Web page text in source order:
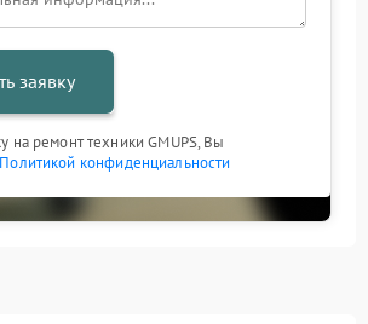
заявку
на ремонт техники GMUPS, Вы
Политикой конфиденциальности